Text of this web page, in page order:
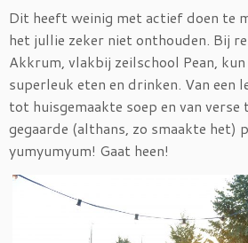
Dit heeft weinig met actief doen te
het jullie zeker niet onthouden. Bij
Akkrum, vlakbij zeilschool Pean,
superleuk eten en drinken. Van een
tot huisgemaakte soep en van
gegaarde (althans, zo smaakte
yumyumyum! Gaat heen!